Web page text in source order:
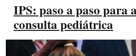
IPS: paso a paso para
consulta pediátrica